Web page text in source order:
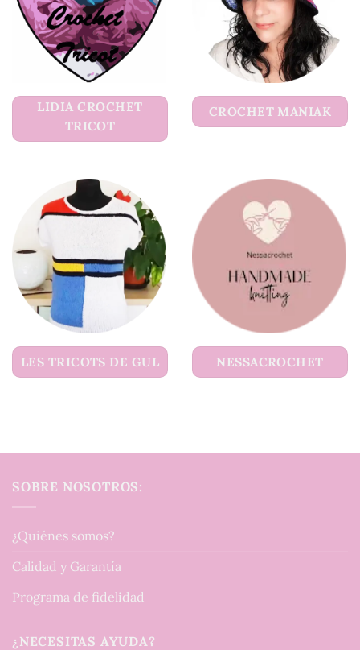
LIDIA CROCHET
TRICOT
CROCHET MANIAK
LES TRICOTS DE GUL NESSACROCHET
SOBRE NOSOTROS:
¿Quiénes somos?
Calidad y Garantía
Programa de fidelidad
¿NECESITAS AYUDA?